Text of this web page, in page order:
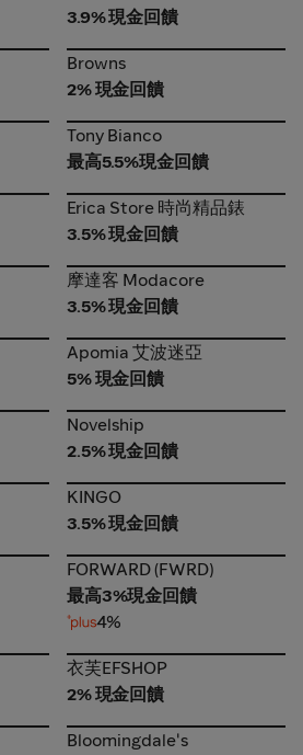
3.9% 現金回饋
Browns
Browns
2% 現金回饋
Tony Bianco
Tony Bianco
最高5.5%現金回饋
Erica Store 時尚精品錶
Erica Store 時尚精品錶
3.5% 現金回饋
摩達客 Modacore
摩達客 Modacore
3.5% 現金回饋
Apomia 艾波迷亞
Apomia 艾波迷亞
5% 現金回饋
Novelship
Novelship
2.5% 現金回饋
KINGO
KINGO
3.5% 現金回饋
FORWARD (FWRD)
FORWARD (FWRD)
最高3%現金回饋
4%
衣芙EFSHOP
衣芙EFSHOP
2% 現金回饋
Bloomingdale's
Bloomingdale's